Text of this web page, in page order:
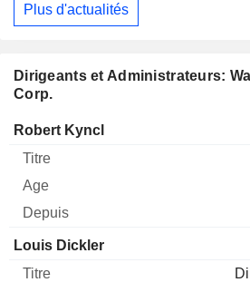
Plus d'actualités
Dirigeants et Administrateurs:
Corp.
Dirigeant Titre
Robert Kyncl
Louis Dickler